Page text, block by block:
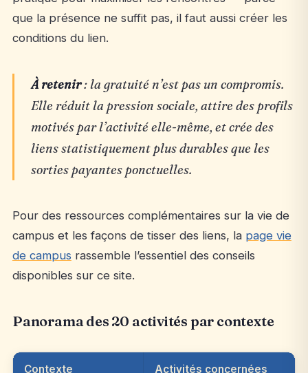
que la présence ne suffit pas, il faut aussi créer les
conditions du lien.
À retenir: la gratuité n’est pas un compromis.
Elle réduit la pression sociale, attire des profils
motivés par l’activité elle-même, et crée des
liens statistiquement plus durables que les
sorties payantes ponctuelles.
Pour des ressources complémentaires sur la vie de
campus et les façons de tisser des liens, la page vie
de campus rassemble l’essentiel des conseils
disponibles sur ce site.
Panorama des 20 activités par contexte
Contexte Activités concernées